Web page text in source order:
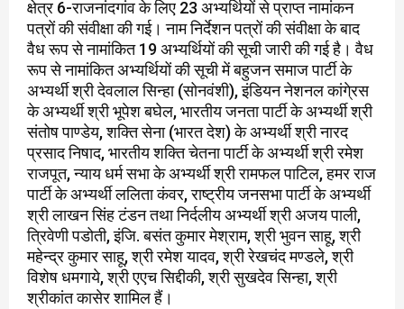
क्षेत्र 6-राजनांदगांव के लिए 23 अभ्यर्थियों से प्राप्त नामांकन
पत्रों की संवीक्षा की गई। नाम निर्देशन पत्रों की संवीक्षा के बाद
वैध रूप से नामांकित 19 अभ्यर्थियों की सूची जारी की गई है। वैध
रूप से नामांकित अभ्यर्थियों की सूची में बहुजन समाज पार्टी के
अभ्यर्थी श्री देवलाल सिन्हा (सोनवंशी), इंडियन नेशनल कांगे्रस
के अभ्यर्थी श्री भूपेश बघेल, भारतीय जनता पार्टी के अभ्यर्थी श्री
संतोष पाण्डेय, शक्ति सेना (भारत देश) के अभ्यर्थी श्री नारद
प्रसाद निषाद, भारतीय शक्ति चेतना पार्टी के अभ्यर्थी श्री रमेश
राजपूत, न्याय धर्म सभा के अभ्यर्थी श्री रामफल पाटिल, हमर राज
पार्टी के अभ्यर्थी ललिता कंवर, राष्ट्रीय जनसभा पार्टी के अभ्यर्थी
श्री लाखन सिंह टंडन तथा निर्दलीय अभ्यर्थी श्री अजय पाली,
त्रिवेणी पडोती, इंजि. बसंत कुमार मेश्राम, श्री भुवन साहू, श्री
महेन्द्र कुमार साहू, श्री रमेश यादव, श्री रेखचंद मण्डले, श्री
विशेष धमगाये, श्री एएच सिद्दीकी, श्री सुखदेव सिन्हा, श्री
श्रीकांत कासेर शामिल हैं।